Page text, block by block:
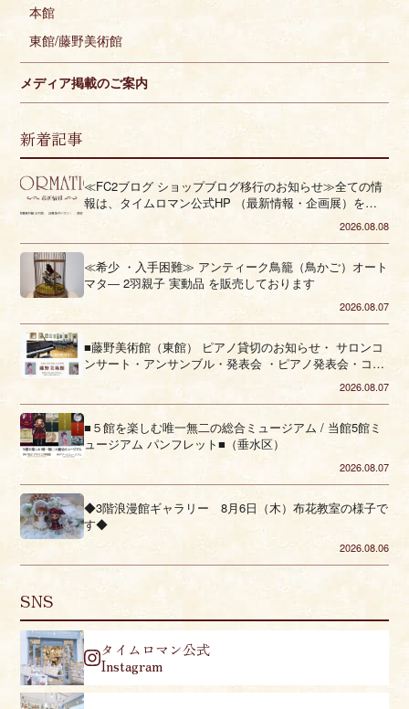
本館
東館/藤野美術館
メディア掲載のご案内
新着記事
≪FC2ブログ ショップブログ移行のお知らせ≫全ての情
報は、タイムロマン公式HP （最新情報・企画展）をご
2026.08.08
≪希少 ・入手困難≫ アンティーク鳥籠（鳥かご）オート
マタ― 2羽親子 実動品 を販売しております
2026.08.07
■藤野美術館（東館） ピアノ貸切のお知らせ・ サロンコ
ンサート・アンサンブル・発表会 ・ピアノ発表会・コー
2026.08.07
■５館を楽しむ唯一無二の総合ミュージアム / 当館5館ミ
ュージアム パンフレット■（垂水区）
2026.08.07
◆3階浪漫館ギャラリー 8月6日（木）布花教室の様子で
す◆
2026.08.06
SNS
タイムロマン公式
Instagram